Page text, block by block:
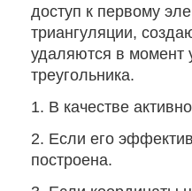
доступ к первому
триангуляции,
удаляются в момент
треугольника.
1. В качестве
2. Если его
построена.